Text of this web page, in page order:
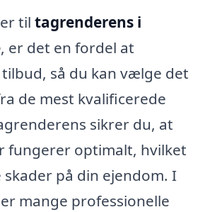
til tagrenderens i
, er det en fordel at
så du kan vælge det
de mest kvalificerede
sikrer du, at
fungerer optimalt, hvilket
på din ejendom. I
mange professionelle